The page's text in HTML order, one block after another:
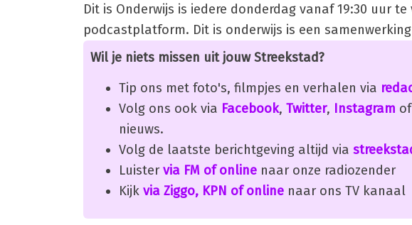
Dit is Onderwijs is iedere donderdag vanaf 19:30 uur
podcastplatform. Dit is onderwijs is een
Wil je niets missen uit jouw Streekstad?
Tip ons met foto's, filmpjes en verhalen via
Volg ons ook via Facebook, Twitter, Instagram of
nieuws.
Volg de laatste berichtgeving altijd via
Luister via FM of online naar onze radiozender
Kijk via Ziggo, KPN of online naar ons TV kanaal